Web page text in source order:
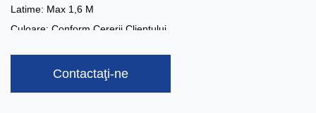
Latime: Max 1,6 M
Culoare: Conform Cererii Clientului
Tratamente Speciale:
Contactaţi-ne